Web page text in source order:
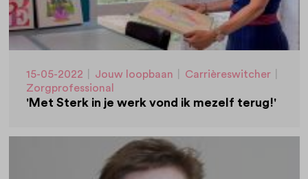
15-05-2022 Jouw loopbaan Carrièreswitcher
Zorgprofessional
'Met Sterk in je werk vond ik mezelf terug!'